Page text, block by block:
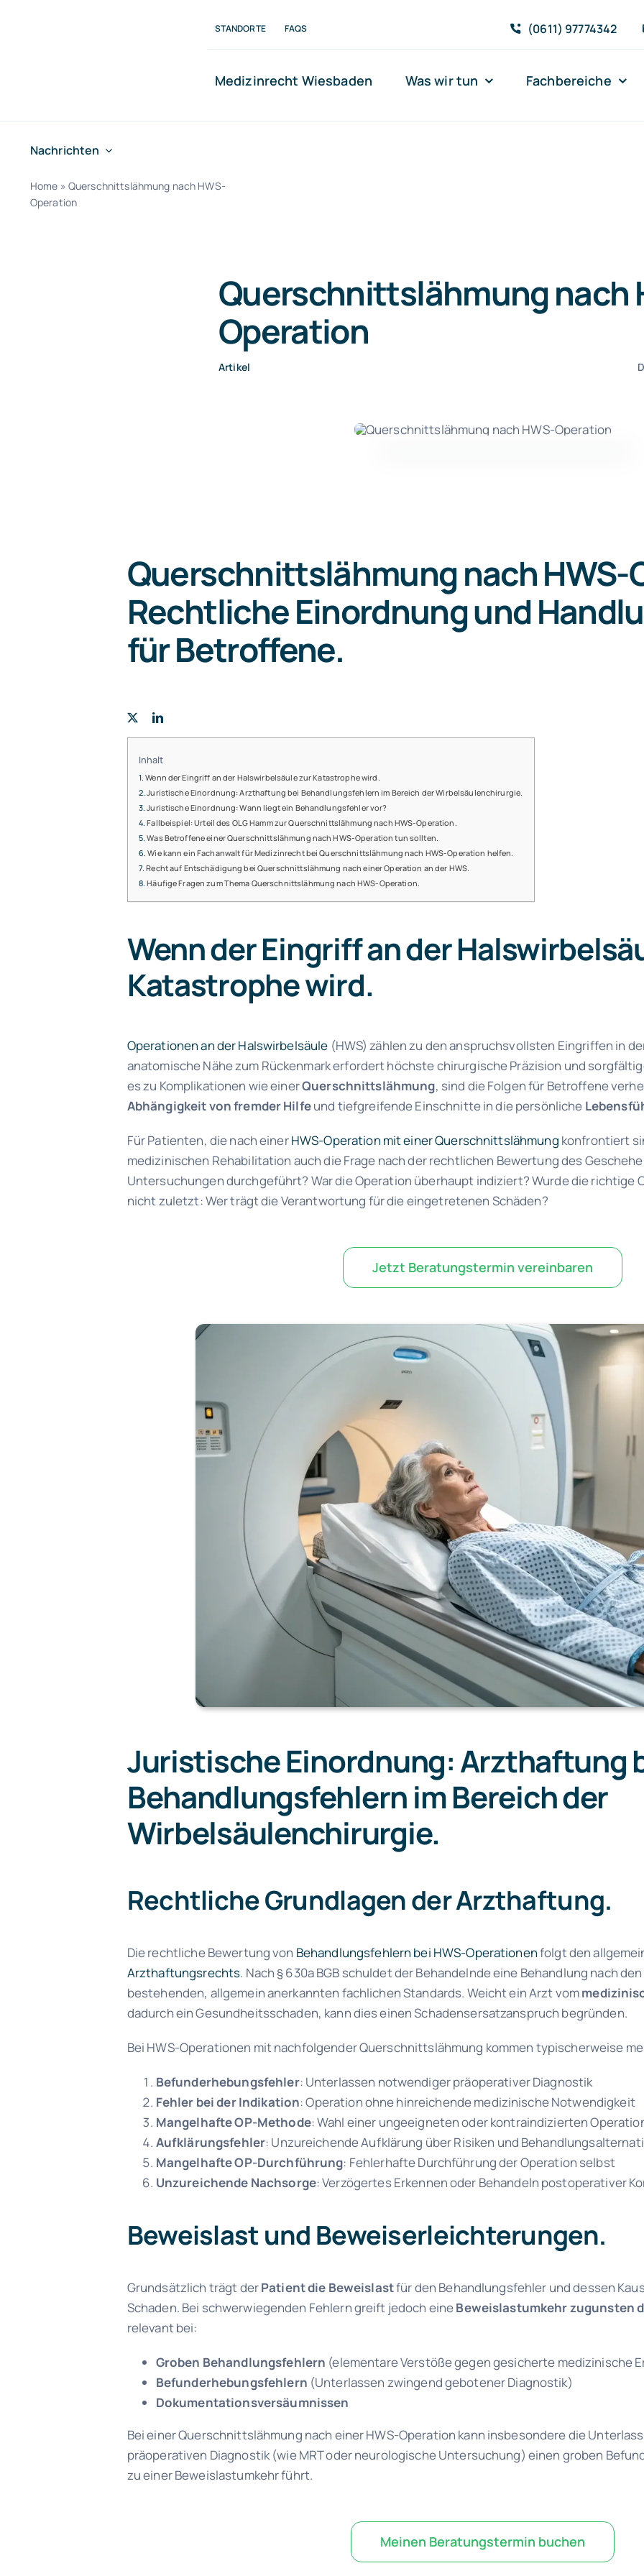
STANDORTE FAQS (0611) 97774342
Medizinrecht Wiesbaden Was wir tun Fachbereiche
Nachrichten
Home » Querschnittslähmung nach HWS-
Operation
Querschnittslähmung nach
Operation
Artikel
Querschnittslähmung nach HWS-
Rechtliche Einordnung und
für Betroffene.
Inhalt
Wenn der Eingriff an der Halswirbelsäule zur Katastrophe wird.
Juristische Einordnung: Arzthaftung bei Behandlungsfehlern im Bereich der Wirbelsäulenchirurgie.
Juristische Einordnung: Wann liegt ein Behandlungsfehler vor?
Fallbeispiel: Urteil des OLG Hamm zur Querschnittslähmung nach HWS-Operation.
Was Betroffene einer Querschnittslähmung nach HWS-Operation tun sollten.
Wie kann ein Fachanwalt für Medizinrecht bei Querschnittslähmung nach HWS-Operation helfen.
Recht auf Entschädigung bei Querschnittslähmung nach einer Operation an der HWS.
Häufige Fragen zum Thema Querschnittslähmung nach HWS-Operation.
Wenn der Eingriff an der
Katastrophe wird.
Operationen an der Halswirbelsäule (HWS) zählen zu den anspruchsvollsten Eingriffen in
anatomische Nähe zum Rückenmark erfordert höchste chirurgische Präzision und
es zu Komplikationen wie einerQuerschnittslähmung, sind die Folgen für Betroffene
Abhängigkeit von fremder Hilfeund tiefgreifende Einschnitte in die persönliche
Für Patienten, die nach einerHWS-Operation mit einer Querschnittslähmung konfrontiert
medizinischen Rehabilitation auch die Frage nach der rechtlichen Bewertung des
Untersuchungen durchgeführt? War die Operation überhaupt indiziert? Wurde die richtige
nicht zuletzt: Wer trägt die Verantwortung für die eingetretenen Schäden?
Jetzt Beratungstermin vereinbaren
Juristische Einordnung: Arzthaftung
Behandlungsfehlern im Bereich der
Wirbelsäulenchirurgie.
Rechtliche Grundlagen der Arzthaftung.
Die rechtliche Bewertung von Behandlungsfehlern bei HWS-Operationenfolgt den
Arzthaftungsrechts. Nach § 630a BGB schuldet der Behandelnde eine Behandlung nach
bestehenden, allgemein anerkannten fachlichen Standards. Weicht ein Arzt vom
dadurch ein Gesundheitsschaden, kann dies einen Schadensersatzanspruch begründen.
Bei HWS-Operationen mit nachfolgender Querschnittslähmung kommen typischerweise
Befunderhebungsfehler: Unterlassen notwendiger präoperativer Diagnostik
Fehler bei der Indikation: Operation ohne hinreichende medizinische Notwendigkeit
Mangelhafte OP-Methode: Wahl einer ungeeigneten oder kontraindizierten
Aufklärungsfehler: Unzureichende Aufklärung über Risiken und
Mangelhafte OP-Durchführung: Fehlerhafte Durchführung der Operation selbst
Unzureichende Nachsorge: Verzögertes Erkennen oder Behandeln postoperativer
Beweislast und Beweiserleichterungen.
Grundsätzlich trägt derPatient die Beweislastfür den Behandlungsfehler und dessen
Schaden. Bei schwerwiegenden Fehlern greift jedoch eineBeweislastumkehrzugunsten
relevant bei:
Groben Behandlungsfehlern (elementare Verstöße gegen gesicherte medizinische
Befunderhebungsfehlern (Unterlassen zwingend gebotener Diagnostik)
Dokumentationsversäumnissen
Bei einer Querschnittslähmung nach einer HWS-Operation kann insbesondere die
präoperativen Diagnostik (wie MRT oder neurologische Untersuchung) einen groben
zu einer Beweislastumkehr führt.
Meinen Beratungstermin buchen